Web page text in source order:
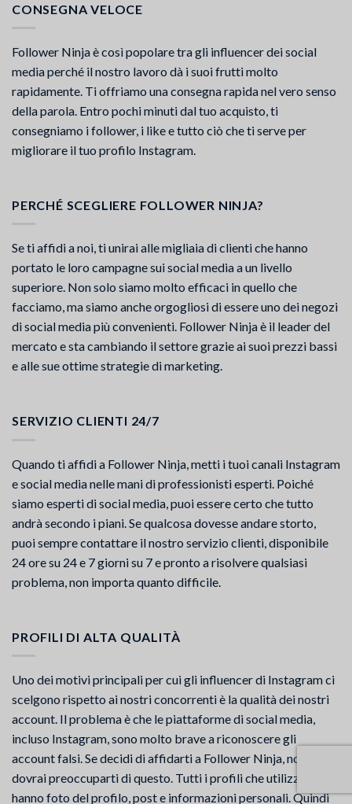
CONSEGNA VELOCE
Follower Ninja è così popolare tra gli influencer dei social
media perché il nostro lavoro dà i suoi frutti molto
rapidamente. Ti offriamo una consegna rapida nel vero senso
della parola. Entro pochi minuti dal tuo acquisto, ti
consegniamo i follower, i like e tutto ciò che ti serve per
migliorare il tuo profilo Instagram.
PERCHÉ SCEGLIERE FOLLOWER NINJA?
Se ti affidi a noi, ti unirai alle migliaia di clienti che hanno
portato le loro campagne sui social media a un livello
superiore. Non solo siamo molto efficaci in quello che
facciamo, ma siamo anche orgogliosi di essere uno dei negozi
di social media più convenienti. Follower Ninja è il leader del
mercato e sta cambiando il settore grazie ai suoi prezzi bassi
e alle sue ottime strategie di marketing.
SERVIZIO CLIENTI 24/7
Quando ti affidi a Follower Ninja, metti i tuoi canali Instagram
e social media nelle mani di professionisti esperti. Poiché
siamo esperti di social media, puoi essere certo che tutto
andrà secondo i piani. Se qualcosa dovesse andare storto,
puoi sempre contattare il nostro servizio clienti, disponibile
24 ore su 24 e 7 giorni su 7 e pronto a risolvere qualsiasi
problema, non importa quanto difficile.
PROFILI DI ALTA QUALITÀ
Uno dei motivi principali per cui gli influencer di Instagram ci
scelgono rispetto ai nostri concorrenti è la qualità dei nostri
account. Il problema è che le piattaforme di social media,
incluso Instagram, sono molto brave a riconoscere gli
account falsi. Se decidi di affidarti a Follower Ninja, non
dovrai preoccuparti di questo. Tutti i profili che utilizziamo
hanno foto del profilo, post e informazioni personali. Quindi